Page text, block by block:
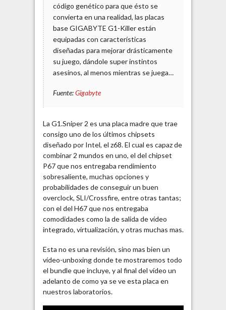
código genético para que ésto se
convierta en una realidad, las placas
base GIGABYTE G1-Killer están
equipadas con características
diseñadas para mejorar drásticamente
su juego, dándole super instintos
asesinos, al menos mientras se juega…
Fuente:Gigabyte
La G1.Sniper 2 es una placa madre que trae
consigo uno de los últimos chipsets
diseñado por Intel, el z68. El cual es capaz de
combinar 2 mundos en uno, el del chipset
P67 que nos entregaba rendimiento
sobresaliente, muchas opciones y
probabilidades de conseguir un buen
overclock, SLI/Crossfire, entre otras tantas;
con el del H67 que nos entregaba
comodidades como la de salida de vídeo
integrado, virtualización, y otras muchas mas.
Esta no es una revisión, sino mas bien un
vídeo-unboxing donde te mostraremos todo
el bundle que incluye, y al final del vídeo un
adelanto de como ya se ve esta placa en
nuestros laboratorios.